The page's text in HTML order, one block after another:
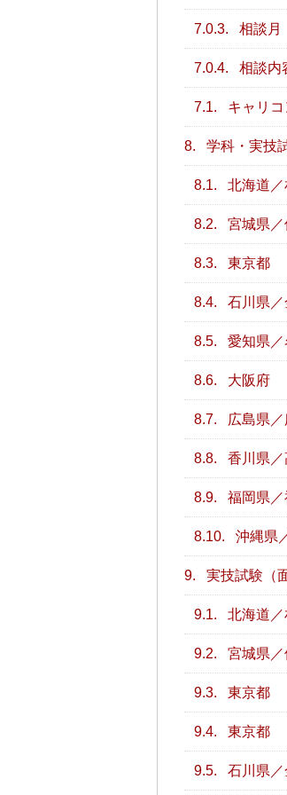
7.0.3. 相談
7.0.4. 相談内
7.1. キャリ
8. 学科・実技
8.1. 北海道
8.2. 宮城県／
8.3. 東京都
8.4. 石川県／
8.5. 愛知県
8.6. 大阪府
8.7. 広島県
8.8. 香川県
8.9. 福岡県／
8.10. 沖縄県
9. 実技試験（
9.1. 北海道
9.2. 宮城県／
9.3. 東京都
9.4. 東京都
9.5. 石川県／